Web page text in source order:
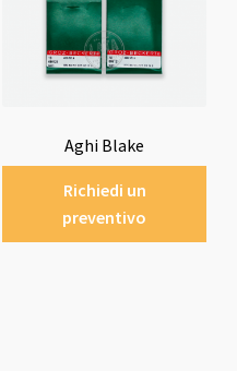
Aghi Blake
Richiedi un
preventivo